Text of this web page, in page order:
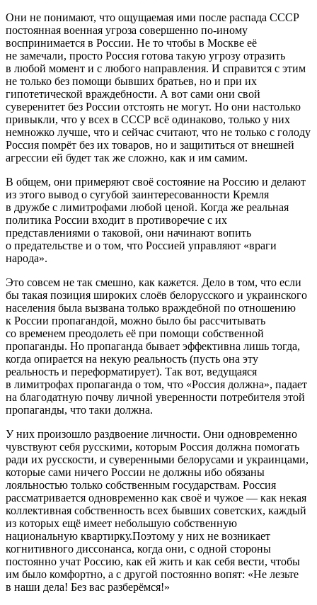
Они не понимают, что ощущаемая ими после распада СССР
постоянная военная угроза совершенно по-иному
воспринимается в России. Не то чтобы в Москве её
не замечали, просто Россия готова такую угрозу отразить
в любой момент и с любого направления. И справится с этим
не только без помощи бывших братьев, но и при их
гипотетической враждебности. А вот сами они свой
суверенитет без России отстоять не могут. Но они настолько
привыкли, что у всех в СССР всё одинаково, только у них
немножко лучше, что и сейчас считают, что не только с голоду
Россия помрёт без их товаров, но и защититься от внешней
агрессии ей будет так же сложно, как и им самим.
В общем, они примеряют своё состояние на Россию и делают
из этого вывод о сугубой заинтересованности Кремля
в дружбе с лимитрофами любой ценой. Когда же реальная
политика России входит в противоречие с их
представлениями о таковой, они начинают вопить
о предательстве и о том, что Россией управляют «враги
народа».
Это совсем не так смешно, как кажется. Дело в том, что если
бы такая позиция широких слоёв белорусского и украинского
населения была вызвана только враждебной по отношению
к России пропагандой, можно было бы рассчитывать
со временем преодолеть её при помощи собственной
пропаганды. Но пропаганда бывает эффективна лишь тогда,
когда опирается на некую реальность (пусть она эту
реальность и переформатирует). Так вот, ведущаяся
в лимитрофах пропаганда о том, что «Россия должна», падает
на благодатную почву личной уверенности потребителя этой
пропаганды, что таки должна.
У них произошло раздвоение личности. Они одновременно
чувствуют себя русскими, которым Россия должна помогать
ради их русскости, и суверенными белорусами и украинцами,
которые сами ничего России не должны ибо обязаны
лояльностью только собственным государствам. Россия
рассматривается одновременно как своё и чужое — как некая
коллективная собственность всех бывших советских, каждый
из которых ещё имеет небольшую собственную
национальную квартирку.Поэтому у них не возникает
когнитивного диссонанса, когда они, с одной стороны
постоянно учат Россию, как ей жить и как себя вести, чтобы
им было комфортно, а с другой постоянно вопят: «Не лезьте
в наши дела! Без вас разберёмся!»